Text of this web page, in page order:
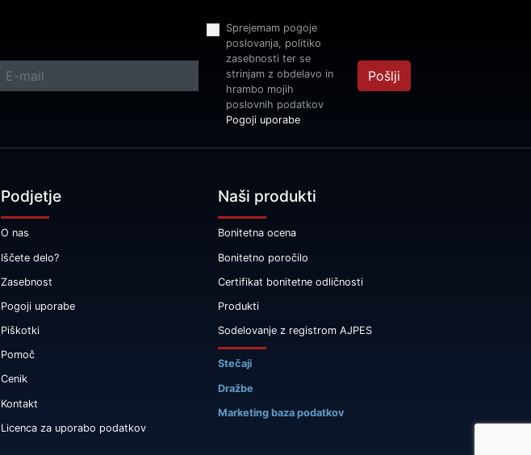
Sprejemam pogoje
poslovanja, politiko
zasebnosti ter se
strinjam z obdelavo in
hrambo mojih
poslovnih podatkov
Pogoji uporabe
Pošlji
Podjetje
O nas
Iščete delo?
Zasebnost
Pogoji uporabe
Piškotki
Pomoč
Cenik
Kontakt
Licenca za uporabo podatkov
Naši produkti
Bonitetna ocena
Bonitetno poročilo
Certifikat bonitetne odličnosti
Produkti
Sodelovanje z registrom AJPES
Stečaji
Dražbe
Marketing baza podatkov